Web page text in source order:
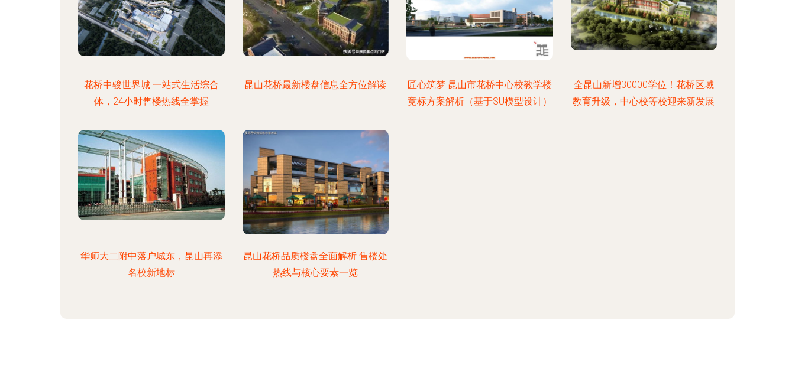
花桥中骏世界城 一站式生活综合
体，24小时售楼热线全掌握
昆山花桥最新楼盘信息全方位解读
匠心筑梦 昆山市花桥中心校教学楼
竞标方案解析（基于SU模型设计）
全昆山新增30000学位！花桥区域
教育升级，中心校等校迎来新发展
华师大二附中落户城东，昆山再添
名校新地标
昆山花桥品质楼盘全面解析 售楼处
热线与核心要素一览